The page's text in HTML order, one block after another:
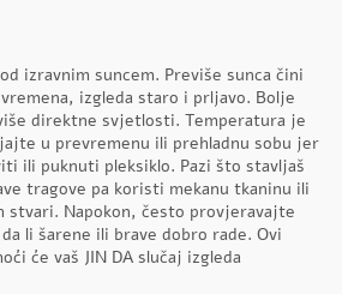
izravnim suncem. Previše sunca čini
izgleda staro i prljavo. Bolje
direktne svjetlosti. Temperatura je
u prevremenu ili prehladnu sobu jer
ili puknuti pleksiklo. Pazi što stavljaš
tragove pa koristi mekanu tkaninu ili
stvari. Napokon, često provjeravajte
li šarene ili brave dobro rade. Ovi
će vaš JIN DA slučaj izgleda